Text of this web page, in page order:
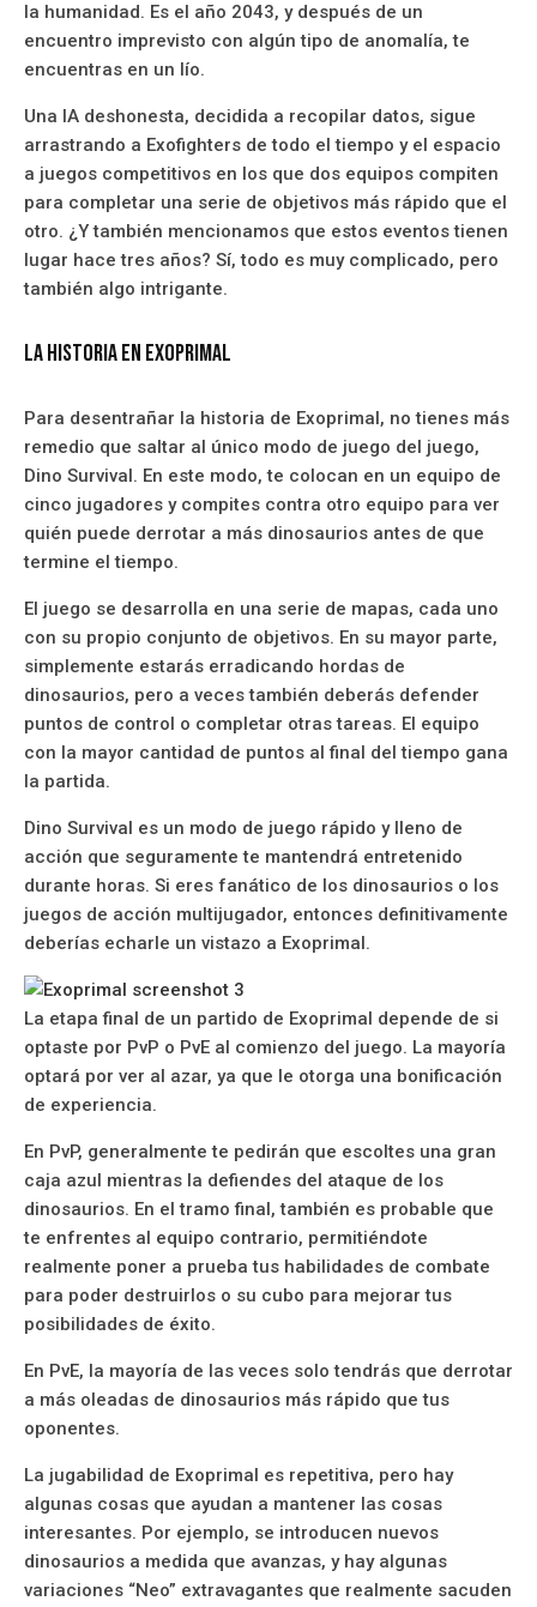
la humanidad. Es el año 2043, y después de un
encuentro imprevisto con algún tipo de anomalía, te
encuentras en un lío.
Una IA deshonesta, decidida a recopilar datos, sigue
arrastrando a Exofighters de todo el tiempo y el espacio
a juegos competitivos en los que dos equipos compiten
para completar una serie de objetivos más rápido que el
otro. ¿Y también mencionamos que estos eventos tienen
lugar hace tres años? Sí, todo es muy complicado, pero
también algo intrigante.
La Historia En Exoprimal
Para desentrañar la historia de Exoprimal, no tienes más
remedio que saltar al único modo de juego del juego,
Dino Survival. En este modo, te colocan en un equipo de
cinco jugadores y compites contra otro equipo para ver
quién puede derrotar a más dinosaurios antes de que
termine el tiempo.
El juego se desarrolla en una serie de mapas, cada uno
con su propio conjunto de objetivos. En su mayor parte,
simplemente estarás erradicando hordas de
dinosaurios, pero a veces también deberás defender
puntos de control o completar otras tareas. El equipo
con la mayor cantidad de puntos al final del tiempo gana
la partida.
Dino Survival es un modo de juego rápido y lleno de
acción que seguramente te mantendrá entretenido
durante horas. Si eres fanático de los dinosaurios o los
juegos de acción multijugador, entonces definitivamente
deberías echarle un vistazo a Exoprimal.
La etapa final de un partido de Exoprimal depende de si
optaste por PvP o PvE al comienzo del juego. La mayoría
optará por ver al azar, ya que le otorga una bonificación
de experiencia.
En PvP, generalmente te pedirán que escoltes una gran
caja azul mientras la defiendes del ataque de los
dinosaurios. En el tramo final, también es probable que
te enfrentes al equipo contrario, permitiéndote
realmente poner a prueba tus habilidades de combate
para poder destruirlos o su cubo para mejorar tus
posibilidades de éxito.
En PvE, la mayoría de las veces solo tendrás que derrotar
a más oleadas de dinosaurios más rápido que tus
oponentes.
La jugabilidad de Exoprimal es repetitiva, pero hay
algunas cosas que ayudan a mantener las cosas
interesantes. Por ejemplo, se introducen nuevos
dinosaurios a medida que avanzas, y hay algunas
variaciones “Neo” extravagantes que realmente sacuden